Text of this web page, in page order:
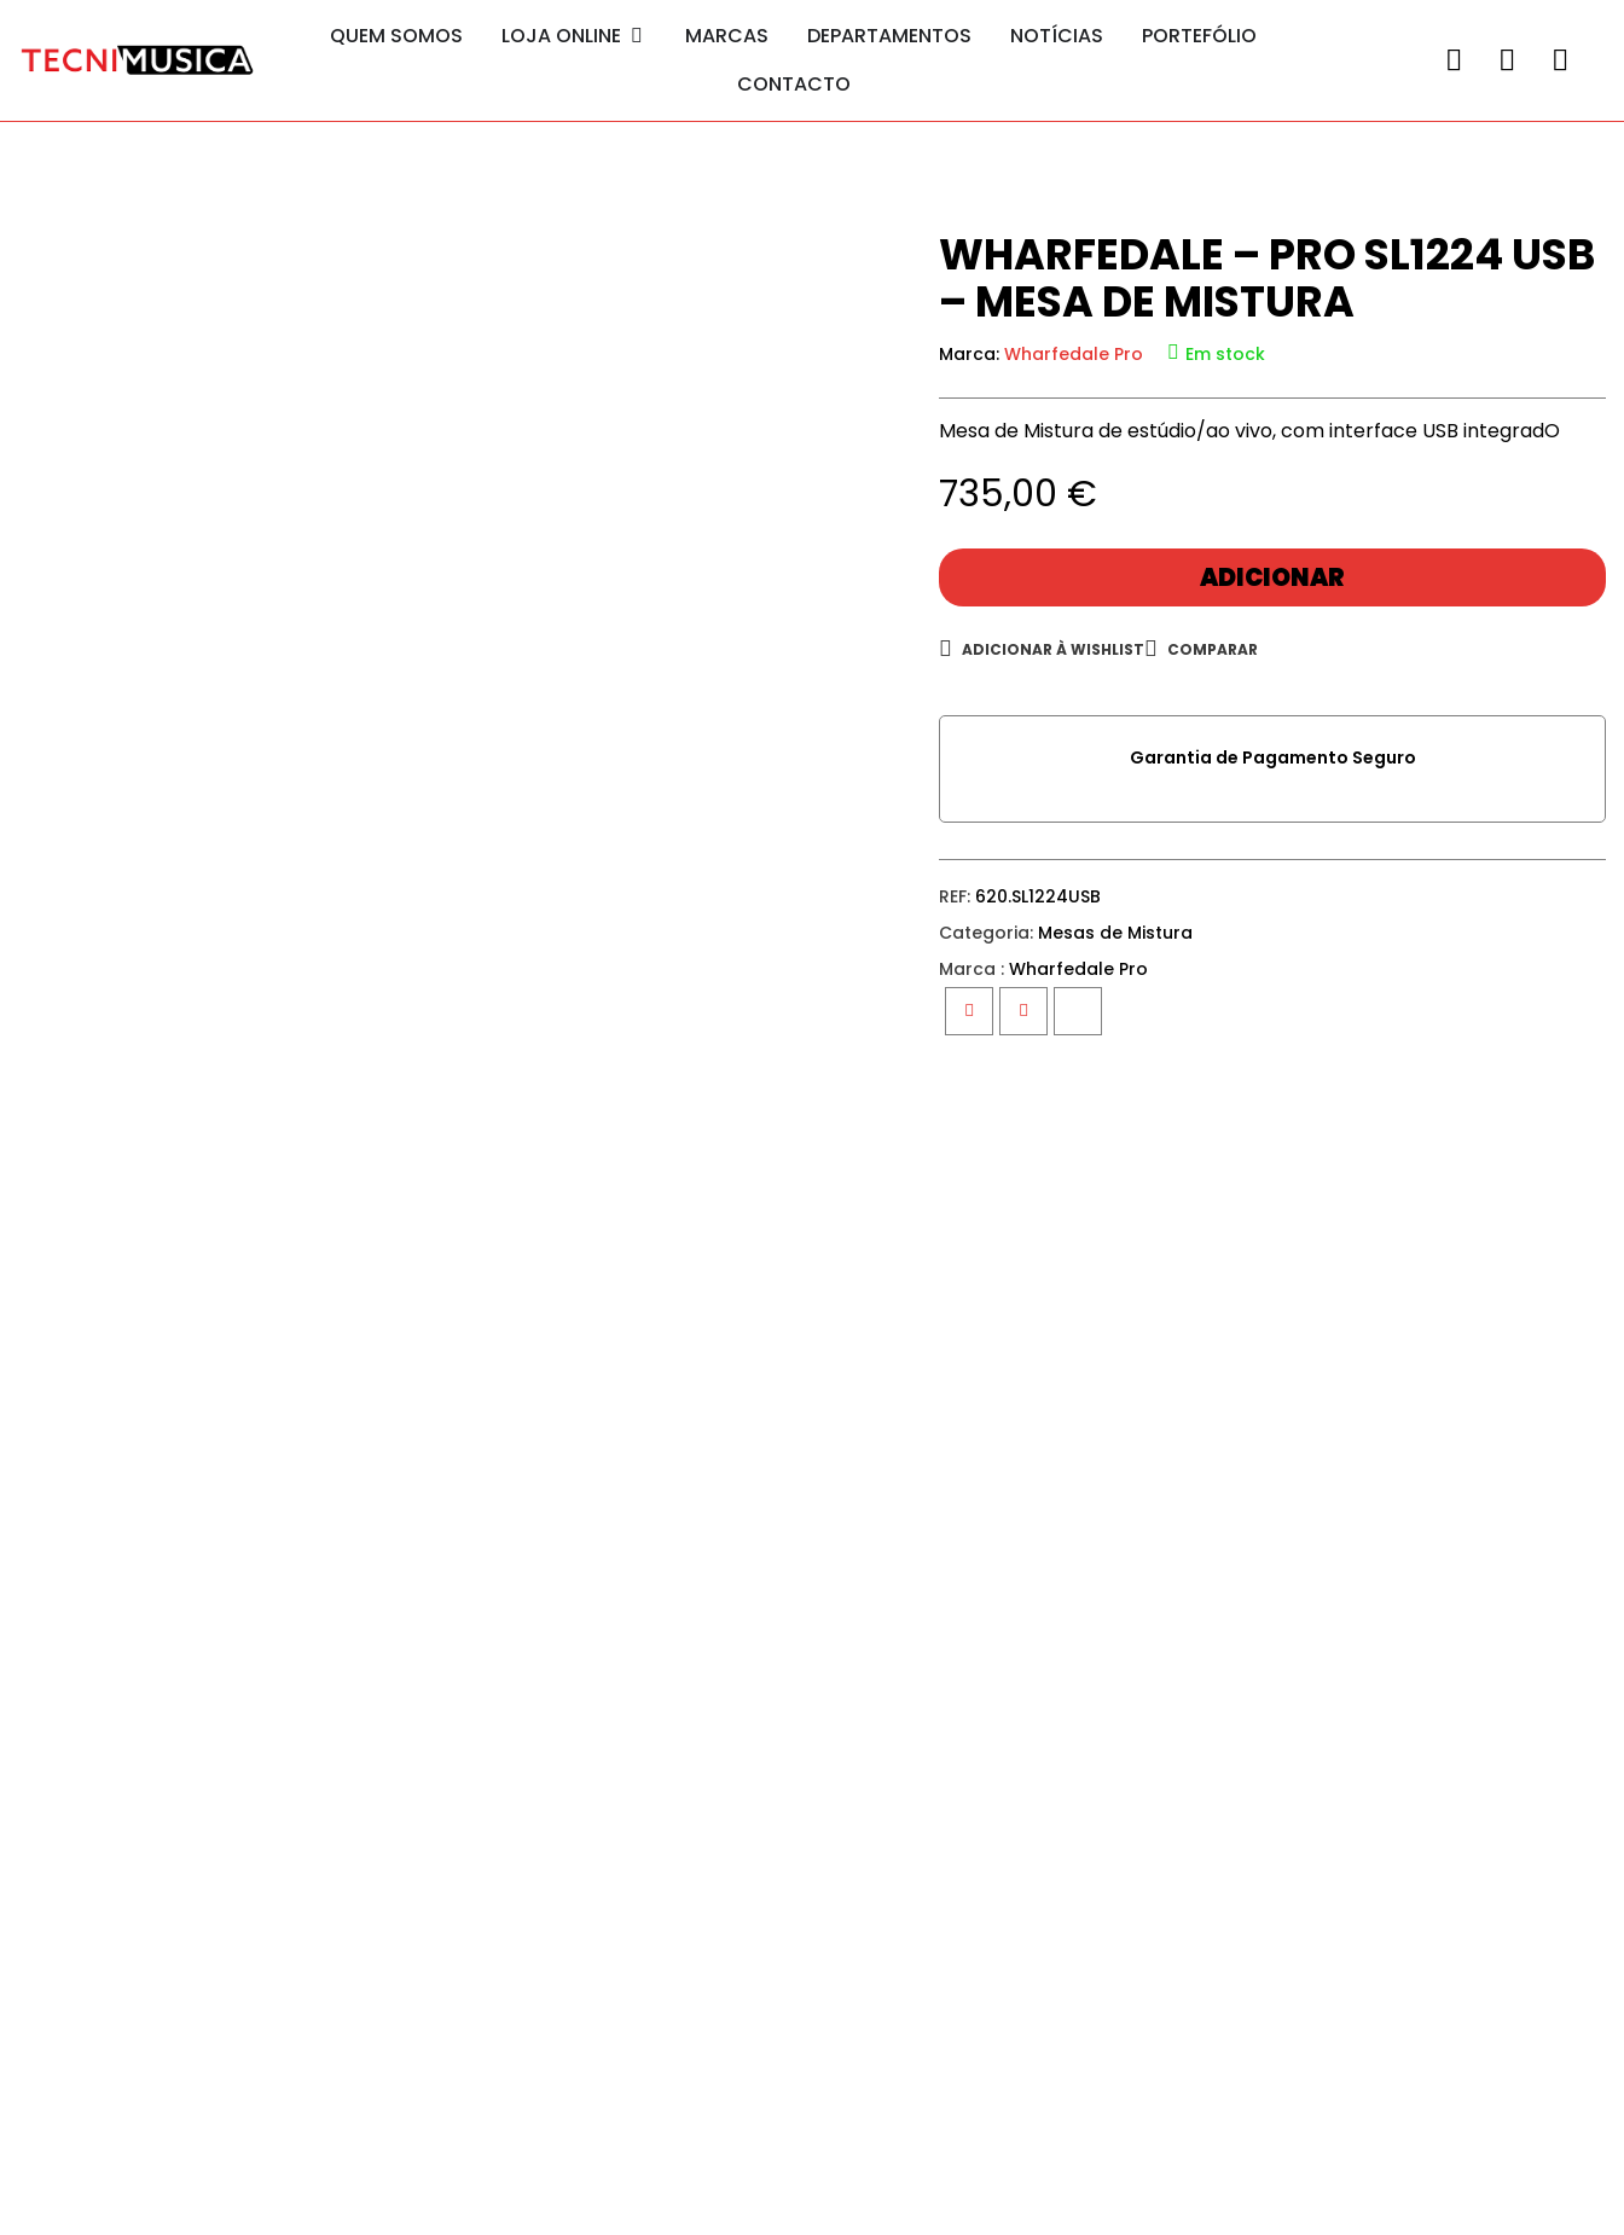
QUEM SOMOS LOJA ONLINE MARCAS DEPARTAMENTOS NOTÍCIAS
PORTEFÓLIO
CONTACTO
WHARFEDALE – PRO SL1224 USB
– MESA DE MISTURA
Marca:Wharfedale Pro Em stock
Mesa de Mistura de estúdio/ao vivo, com interface USB integradO
735,00 €
ADICIONAR
ADICIONAR À WISHLIST COMPARAR
Garantia de Pagamento Seguro
REF: 620.SL1224USB
Categoria: Mesas de Mistura
Marca :Wharfedale Pro
FacebookTwitterGoogle+